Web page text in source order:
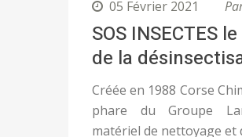
05 Février 2021
SOS INSECTES
de la
Créée en 1988 Corse
phare du Groupe
matériel de nettoyage et